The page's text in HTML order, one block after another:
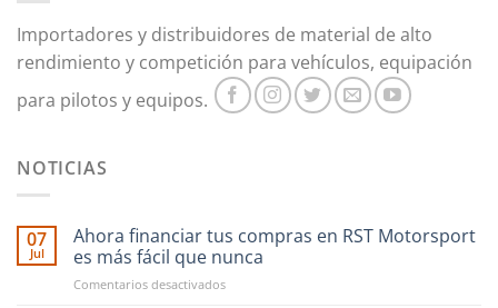
la
página
de
producto
Importadores y distribuidores de material de alto
rendimiento y competición para vehículos, equipación
para pilotos y equipos.
NOTICIAS
07
Jul
Ahora financiar tus compras en RST Motorsport
es más fácil que nunca
Comentarios desactivadosen